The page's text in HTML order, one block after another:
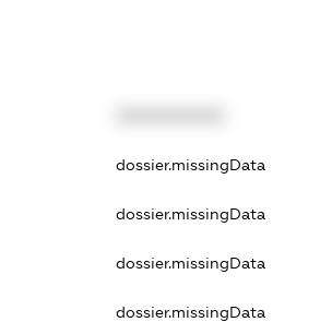
dossier.missingData
dossier.missingData
dossier.missingData
dossier.missingData